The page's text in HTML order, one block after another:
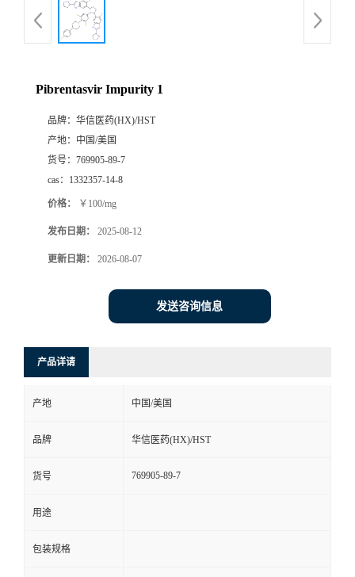
书
方
Pibrentasvir Impurity 1
品牌： 华信医药(HX)/HST
产地： 中国/美国
货号： 769905-89-7
cas： 1332357-14-8
价格： ￥100/mg
发布日期： 2025-08-12
更新日期： 2026-08-07
发送咨询信息
产品详请
产地 中国/美国
品牌 华信医药(HX)/HST
货号 769905-89-7
用途
包装规格